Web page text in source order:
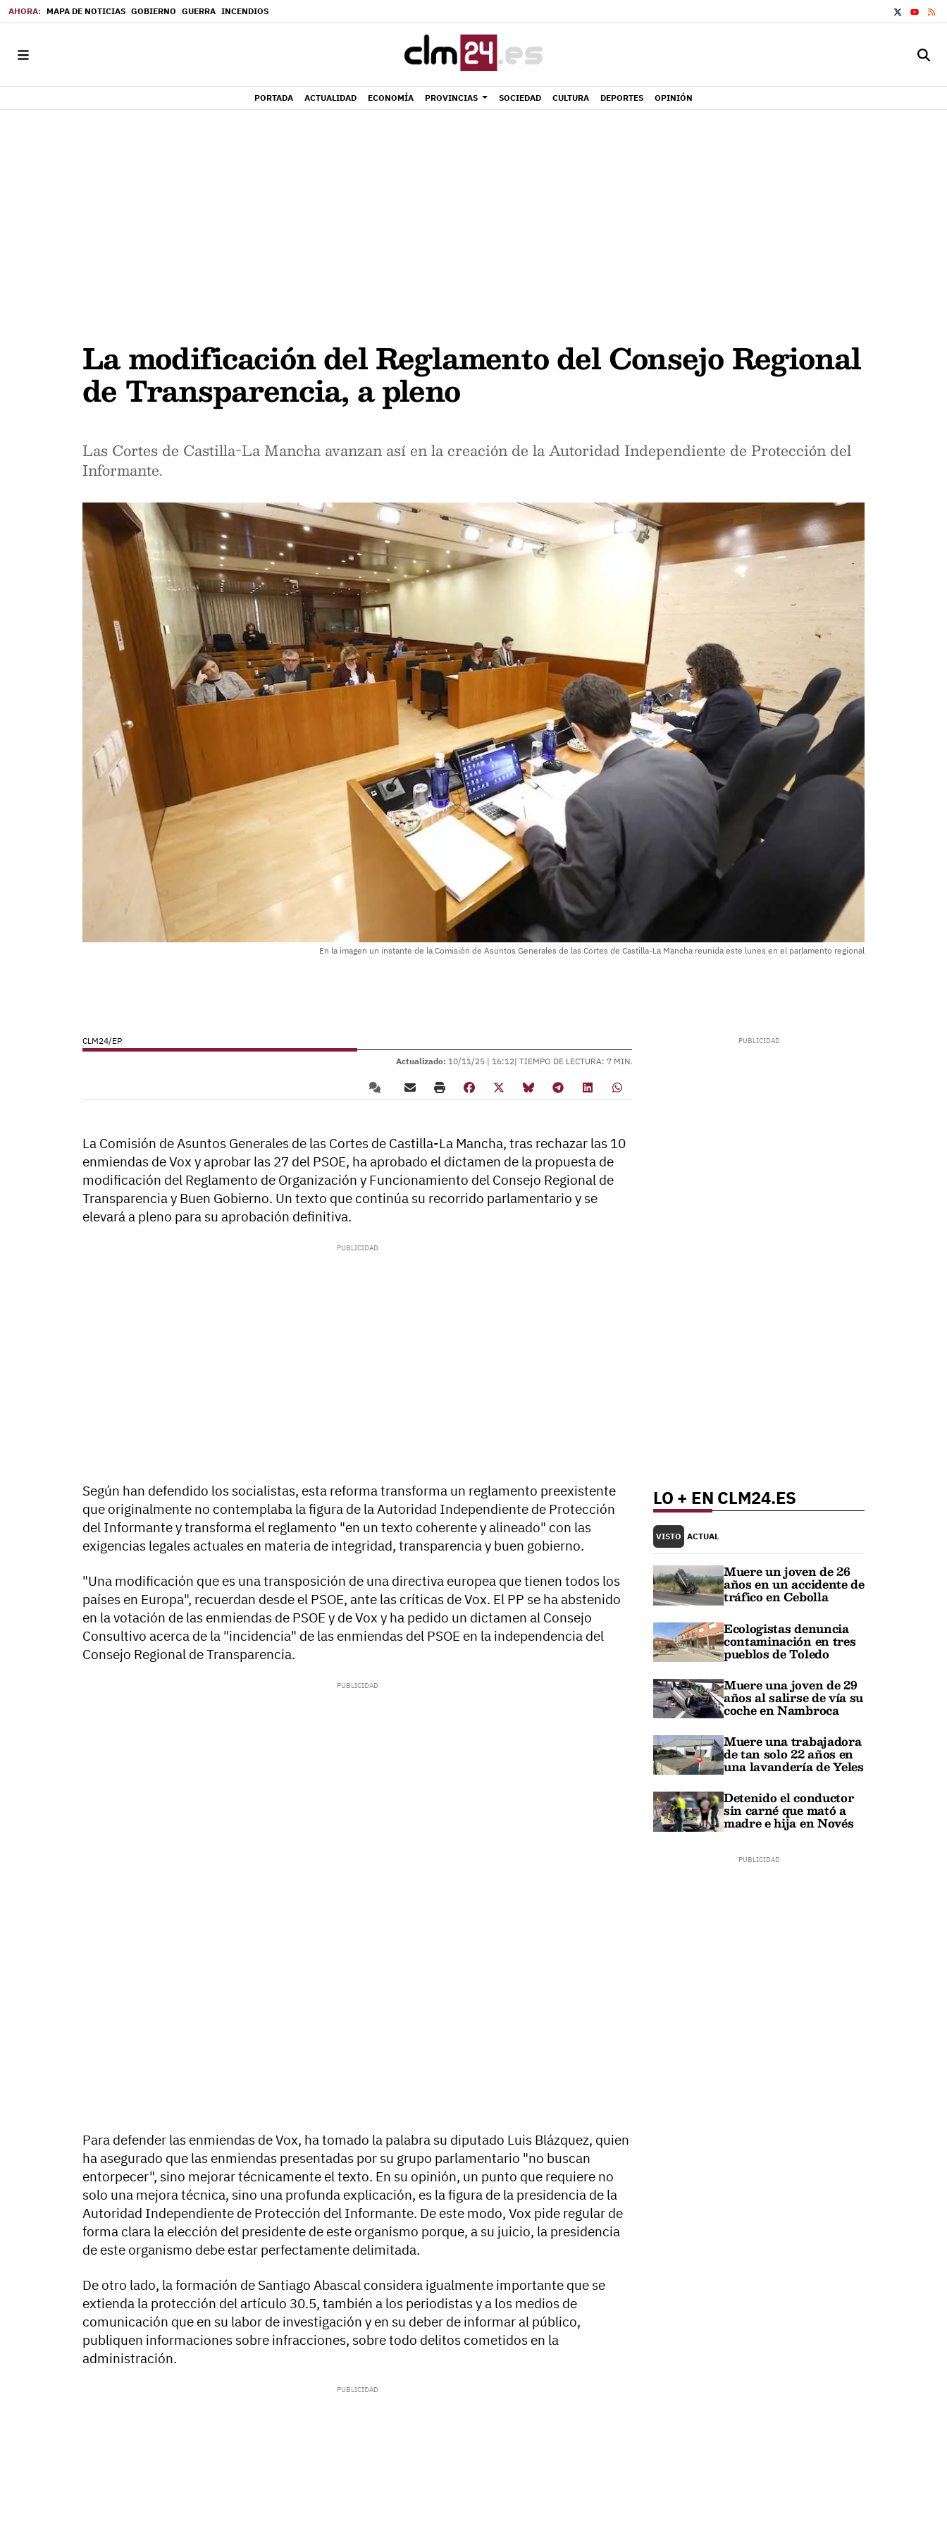
MAPA DE NOTICIAS GOBIERNO GUERRA INCENDIOS
YOUTUBE
PORTADA ACTUALIDAD ECONOMÍA PROVINCIAS SOCIEDAD CULTURA DEPORTES OPINIÓN
La modificación del Reglamento del Consejo Regional
de Transparencia, a pleno
Las Cortes de Castilla-La Mancha avanzan así en la creación de la Autoridad Independiente de Protección del
Informante.
En la imagen un instante de la Comisión de Asuntos Generales de las Cortes de Castilla-La Mancha reunida este lunes en el parlamento regional
CLM24/EP
Actualizado: 10/11/25 | 16:12| TIEMPO DE LECTURA: 7 MIN.
La Comisión de Asuntos Generales de las Cortes de Castilla-La Mancha, tras rechazar las 10
enmiendas de Vox y aprobar las 27 del PSOE, ha aprobado el dictamen de la propuesta de
modificación del Reglamento de Organización y Funcionamiento del Consejo Regional de
Transparencia y Buen Gobierno. Un texto que continúa su recorrido parlamentario y se
elevará a pleno para su aprobación definitiva.
Según han defendido los socialistas, esta reforma transforma un reglamento preexistente
que originalmente no contemplaba la figura de la Autoridad Independiente de Protección
del Informante y transforma el reglamento "en un texto coherente y alineado" con las
exigencias legales actuales en materia de integridad, transparencia y buen gobierno.
"Una modificación que es una transposición de una directiva europea que tienen todos los
países en Europa", recuerdan desde el PSOE, ante las críticas de Vox. El PP se ha abstenido
en la votación de las enmiendas de PSOE y de Vox y ha pedido un dictamen al Consejo
Consultivo acerca de la "incidencia" de las enmiendas del PSOE en la independencia del
Consejo Regional de Transparencia.
Para defender las enmiendas de Vox, ha tomado la palabra su diputado Luis Blázquez, quien
ha asegurado que las enmiendas presentadas por su grupo parlamentario "no buscan
entorpecer", sino mejorar técnicamente el texto. En su opinión, un punto que requiere no
solo una mejora técnica, sino una profunda explicación, es la figura de la presidencia de la
Autoridad Independiente de Protección del Informante. De este modo, Vox pide regular de
forma clara la elección del presidente de este organismo porque, a su juicio, la presidencia
de este organismo debe estar perfectamente delimitada.
De otro lado, la formación de Santiago Abascal considera igualmente importante que se
extienda la protección del artículo 30.5, también a los periodistas y a los medios de
comunicación que en su labor de investigación y en su deber de informar al público,
publiquen informaciones sobre infracciones, sobre todo delitos cometidos en la
administración.
LO + EN CLM24.ES
VISTO ACTUAL
Muere un joven de 26
años en un accidente de
tráfico en Cebolla
Ecologistas denuncia
contaminación en tres
pueblos de Toledo
Muere una joven de 29
años al salirse de vía su
coche en Nambroca
Muere una trabajadora
de tan solo 22 años en
una lavandería de Yeles
Detenido el conductor
sin carné que mató a
madre e hija en Novés